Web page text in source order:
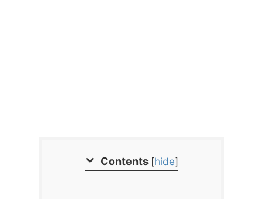
Contents [hide]